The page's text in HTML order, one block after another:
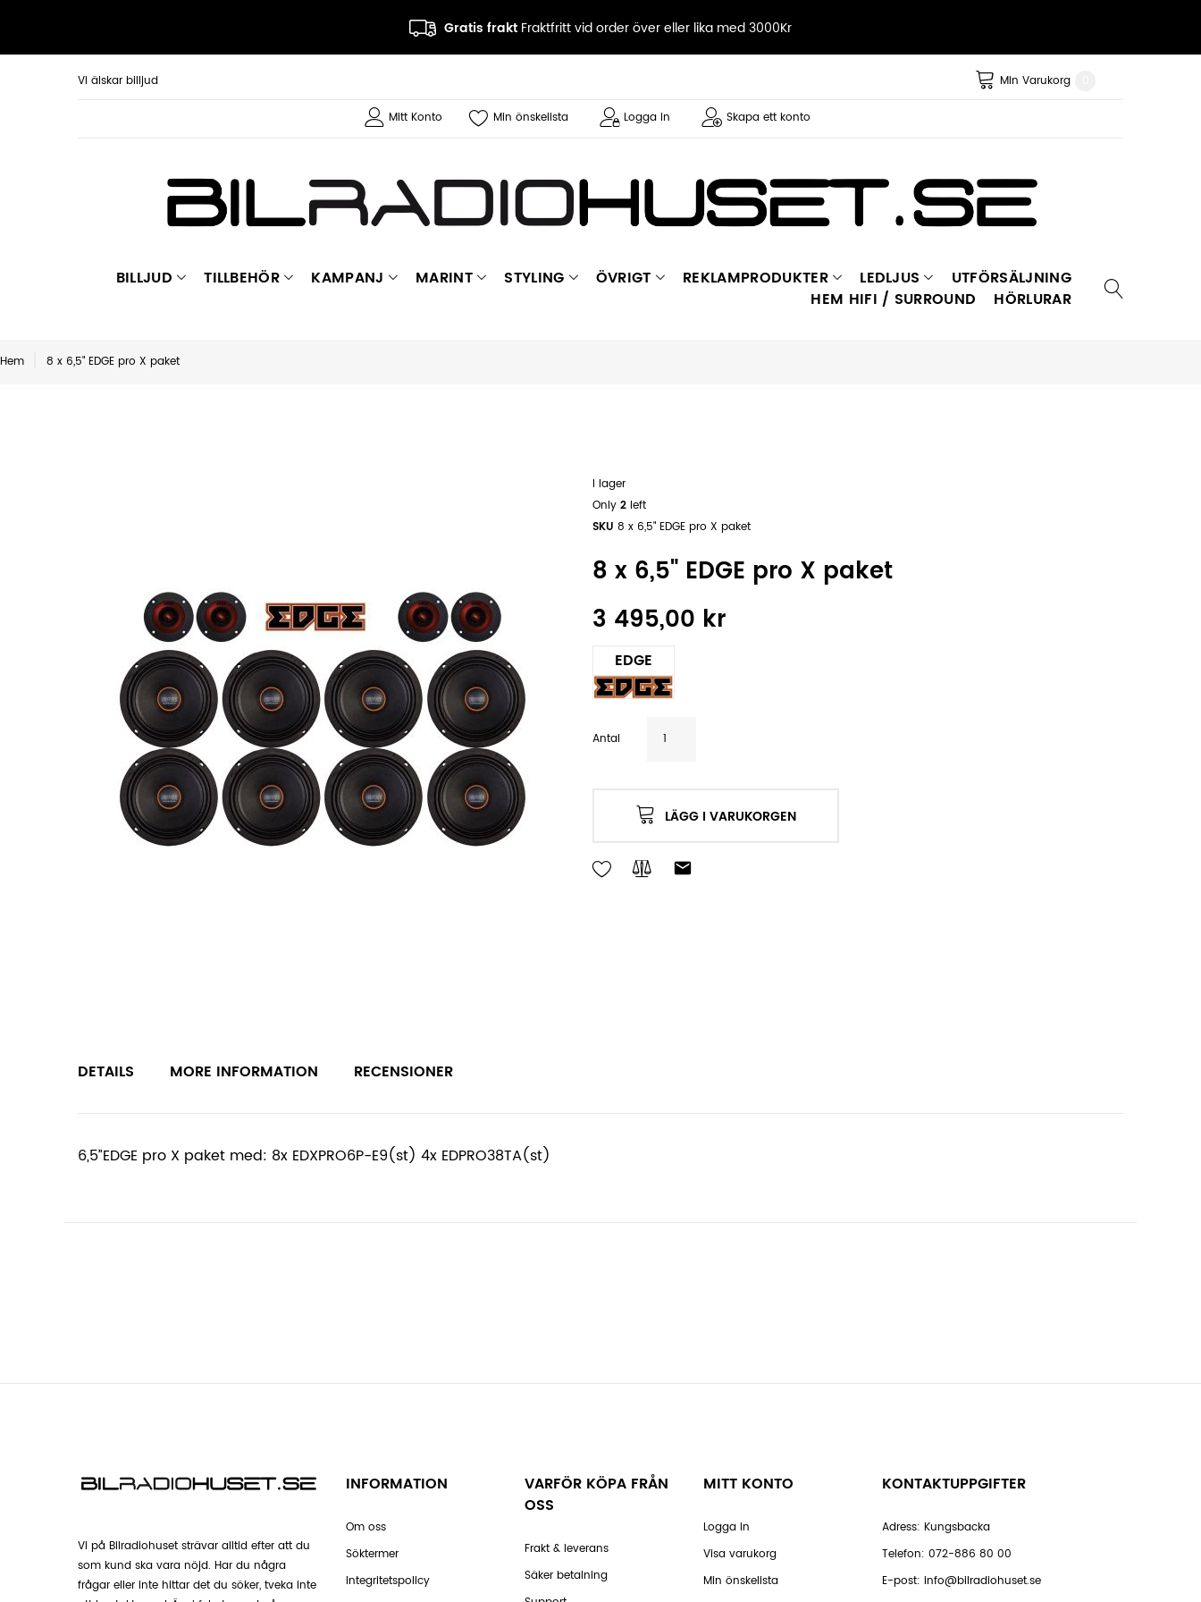
Gratis frakt Fraktfritt vid order över eller lika med 3000Kr
Vi älskar billjud Min Varukorg
Mitt Konto Min önskelista Logga in Skapa ett konto
BILLJUD TILLBEHÖR KAMPANJ MARINT STYLING ÖVRIGT REKLAMPRODUKTER LEDLJUS
UTFÖRSÄLJNING
HEM HIFI / SURROUND
HÖRLURAR
Hem 8 x 6,5" EDGE pro X paket
I lager
Only 2 left
SKU 8 x 6,5" EDGE pro X paket
8 x 6,5" EDGE pro X paket
3 495,00 kr
EDGE
Antal
LÄGG I VARUKORGEN
DETAILS
6,5”EDGE pro X paket med: 8x EDXPRO6P-E9(st) 4x EDPRO38TA(st)
MORE INFORMATION RECENSIONER
Vi på Bilradiohuset strävar alltid efter att du
som kund ska vara nöjd. Har du några
frågar eller inte hittar det du söker, tveka inte
INFORMATION
Om oss
Söktermer
Integritetspolicy
VARFÖR KÖPA FRÅN
OSS
Frakt & leverans
Säker betalning
MITT KONTO
Logga in
Visa varukorg
Min önskelista
KONTAKTUPPGIFTER
Adress: Kungsbacka
Telefon: 072-886 80 00
E-post: info@bilradiohuset.se